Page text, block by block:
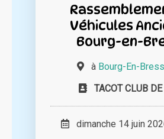
Véhicules
Bourg-en-
à Bourg-En-
TACOT CLUB
dimanche 14 juin